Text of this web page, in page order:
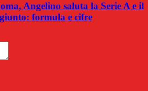
Angelino saluta la Serie A e il
formula e cifre